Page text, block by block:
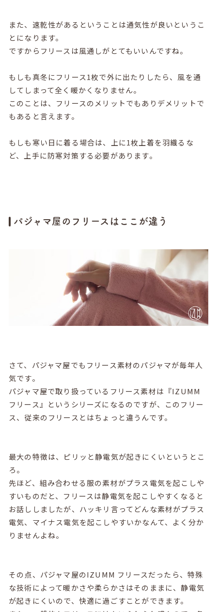
また、速乾性があるということは通気性が良いというこ
とになります。
ですからフリースは風通しがとてもいいんですね。
もしも真冬にフリース1枚で外に出たりしたら、風を通
してしまって全く暖かくなりません。
このことは、フリースのメリットでもありデメリットで
もあると言えます。
もしも寒い日に着る場合は、上に1枚上着を羽織るな
ど、上手に防寒対策する必要があります。
パジャマ屋のフリースはここが違う
さて、パジャマ屋でもフリース素材のパジャマが毎年人
気です。
パジャマ屋で取り扱っているフリース素材は『IZUMM
フリース』というシリーズになるのですが、このフリー
ス、従来のフリースとはちょっと違うんです。
最大の特徴は、ピリッと静電気が起きにくいというとこ
ろ。
先ほど、組み合わせる服の素材がプラス電気を起こしや
すいものだと、フリースは静電気を起こしやすくなると
お話ししましたが、ハッキリ言ってどんな素材がプラス
電気、マイナス電気を起こしやすいかなんて、よく分か
りませんよね。
その点、パジャマ屋のIZUMM フリースだったら、特殊
な技術によって暖かさや柔らかさはそのままに、静電気
が起きにくいので、快適に過ごすことができます。